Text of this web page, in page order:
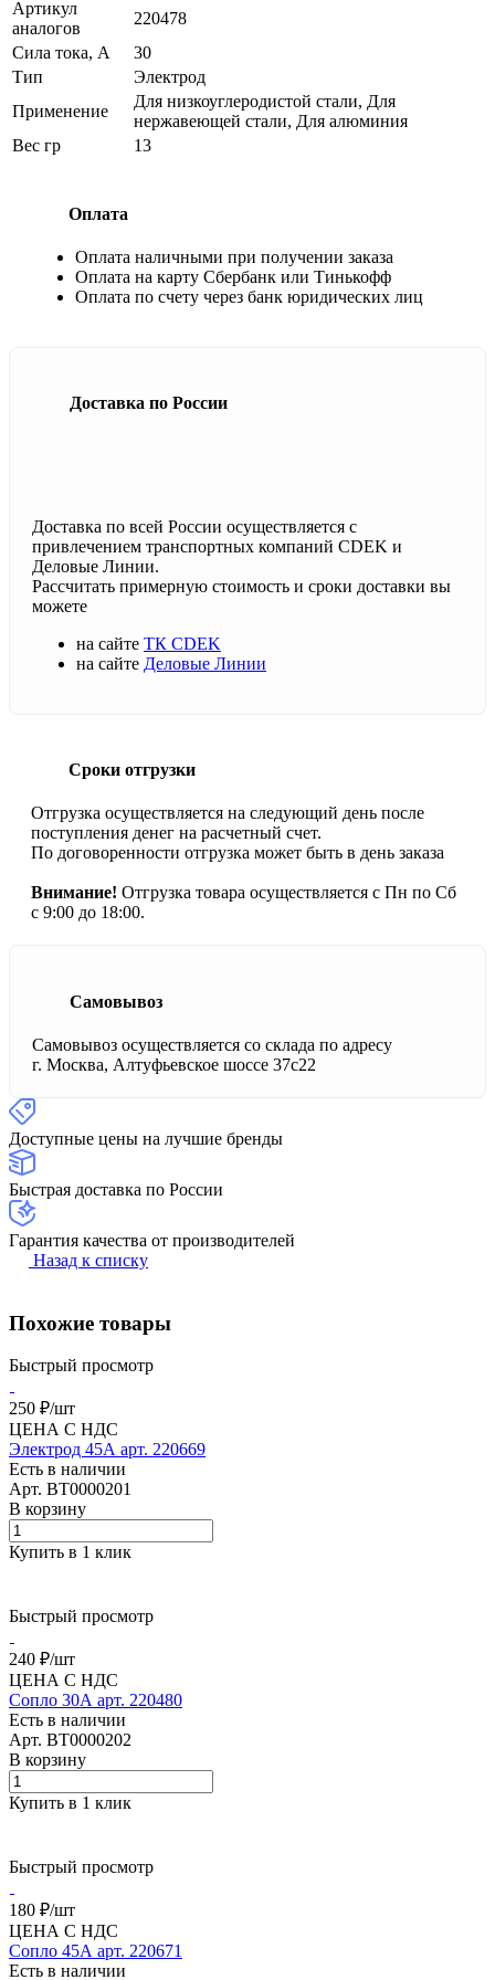
Артикул
аналогов
220478
Сила тока, А
30
Тип
Электрод
Применение
Для низкоуглеродистой стали, Для
нержавеющей стали, Для алюминия
Вес гр
13
Оплата
Оплата наличными при получении заказа
Оплата на карту Сбербанк или Тинькофф
Оплата по счету через банк юридических лиц
Доставка по России
Доставка по всей России осуществляется с
привлечением транспортных компаний CDEK и
Деловые Линии.
Рассчитать примерную стоимость и сроки доставки вы
можете
на сайте ТК CDEK
на сайте Деловые Линии
Сроки отгрузки
Отгрузка осуществляется на следующий день после
поступления денег на расчетный счет.
По договоренности отгрузка может быть в день заказа
Внимание! Отгрузка товара осуществляется с Пн по Сб
с 9:00 до 18:00.
Самовывоз
Самовывоз осуществляется со склада по адресу
г. Москва, Алтуфьевское шоссе 37с22
Доступные цены на лучшие бренды
Быстрая доставка по России
Гарантия качества от производителей
Назад к списку
Похожие товары
Быстрый просмотр
250 ₽/шт
ЦЕНА С НДС
Электрод 45А арт. 220669
Есть в наличии
Арт. BT0000201
В корзину
Купить в 1 клик
Быстрый просмотр
240 ₽/шт
ЦЕНА С НДС
Сопло 30А арт. 220480
Есть в наличии
Арт. BT0000202
В корзину
Купить в 1 клик
Быстрый просмотр
180 ₽/шт
ЦЕНА С НДС
Сопло 45А арт. 220671
Есть в наличии